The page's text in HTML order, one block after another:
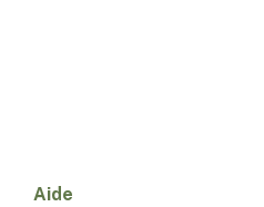
Aide